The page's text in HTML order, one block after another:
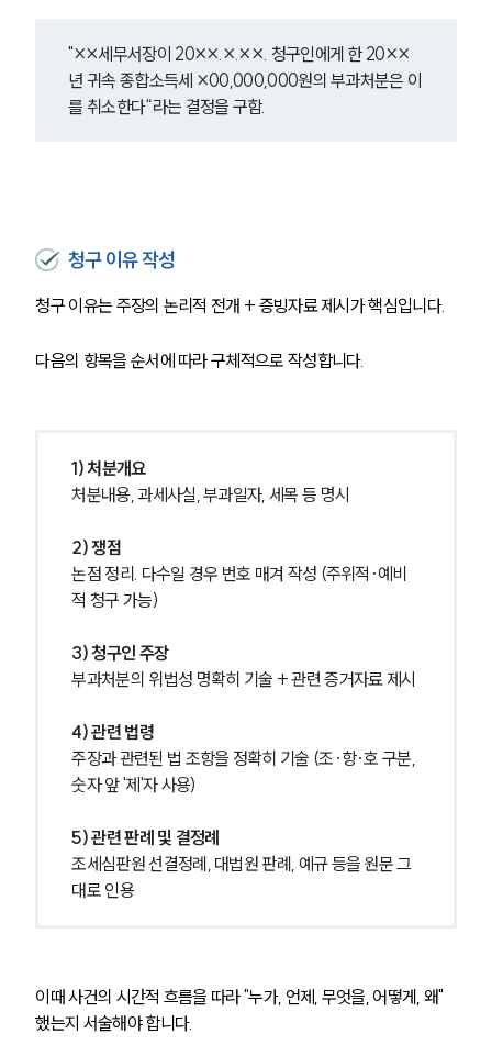
조세전문변호사
소식/자료
뉴스레터/브로슈어
대륜법률상담예약
"××세무서장이 20××.×.××. 청구인에게 한 20××
년 귀속 종합소득세 ×00,000,000원의 부과처분은 이
를 취소한다“라는 결정을 구함.
청구 이유 작성
청구 이유는 주장의 논리적 전개 + 증빙자료 제시가 핵심입니다.
다음의 항목을 순서에 따라 구체적으로 작성합니다.
1) 처분개요
처분내용, 과세사실, 부과일자, 세목 등 명시
2) 쟁점
논점 정리. 다수일 경우 번호 매겨 작성 (주위적·예비
적 청구 가능)
3) 청구인 주장
부과처분의 위법성 명확히 기술 + 관련 증거자료 제시
4) 관련 법령
주장과 관련된 법 조항을 정확히 기술 (조·항·호 구분,
숫자 앞 '제'자 사용)
5) 관련 판례 및 결정례
조세심판원 선결정례, 대법원 판례, 예규 등을 원문 그
대로 인용
이때 사건의 시간적 흐름을 따라 "누가, 언제, 무엇을, 어떻게, 왜"
했는지 서술해야 합니다.